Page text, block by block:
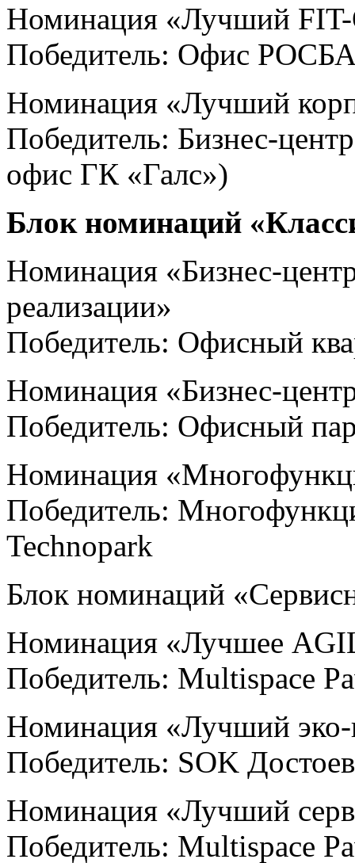
Номинация «Лучший FIT-
Победитель: Офис
Номинация «Лучший
Победитель: Бизнес-
офис ГК «Галс»)
Блок номинаций
Номинация «Бизнес-
реализации»
Победитель: Офисный
Номинация «Бизнес-
Победитель: Офисный
Номинация
Победитель:
Technopark
Блок номинаций
Номинация «Лучшее
Победитель: Multispace
Номинация «Лучший эко-
Победитель: SOK
Номинация «Лучший
Победитель: Multispace